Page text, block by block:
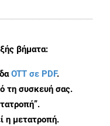
βήματα:
OTT σε PDF.
τη συσκευή σας.
.
η μετατροπή.